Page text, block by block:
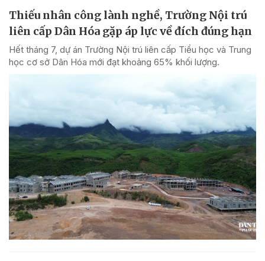
Thiếu nhân công lành nghề, Trường Nội trú
liên cấp Dân Hóa gặp áp lực về đích đúng hạn
Hết tháng 7, dự án Trường Nội trú liên cấp Tiểu học và Trung
học cơ sở Dân Hóa mới đạt khoảng 65% khối lượng.